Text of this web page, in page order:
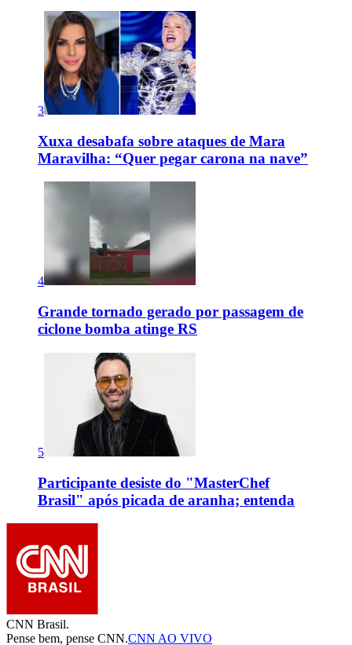
3
Xuxa desabafa sobre ataques de Mara
Maravilha: “Quer pegar carona na nave”
4
Grande tornado gerado por passagem de
ciclone bomba atinge RS
5
Participante desiste do "MasterChef
Brasil" após picada de aranha; entenda
CNN Brasil.
Pense bem, pense CNN.CNN AO VIVO